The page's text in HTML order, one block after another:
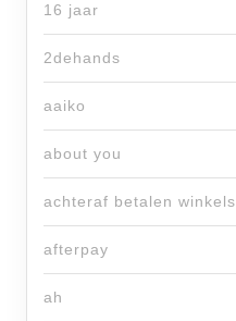
16 jaar
2dehands
aaiko
about you
achteraf betalen winkels
afterpay
ah